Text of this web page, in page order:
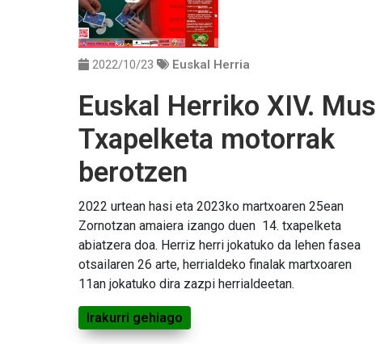
2022/10/23 Euskal Herria
Euskal Herriko XIV. Mus
Txapelketa motorrak
berotzen
2022 urtean hasi eta 2023ko martxoaren 25ean
Zornotzan amaiera izango duen 14. txapelketa
abiatzera doa. Herriz herri jokatuko da lehen fasea
otsailaren 26 arte, herrialdeko finalak martxoaren
11an jokatuko dira zazpi herrialdeetan.
Irakurri gehiago